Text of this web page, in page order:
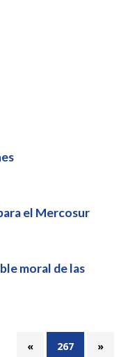
el Mercosur
moral de las
« 267 »